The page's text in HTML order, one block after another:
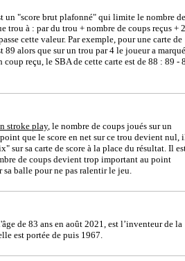
un "score brut plafonné" qui limite le nombre de
trou à : par du trou + nombre de coups reçus + 2
cette valeur. Par exemple, pour une carte de
89 alors que sur un trou par 4 le joueur a marqué
reçu, le SBA de cette carte est de 88 : 89 -
stroke play, le nombre de coups joués sur un
que le score en net sur ce trou devient nul,
sur sa carte de score à la place du résultat. Il
de coups devient trop important au point
balle pour ne pas ralentir le jeu.
de 83 ans en août 2021, est l’inventeur de la
est portée de puis 1967.